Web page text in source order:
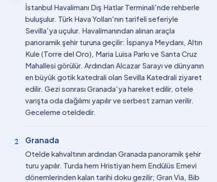
İstanbul Havalimanı Dış Hatlar Terminali'nde rehberle
buluşulur. Türk Hava Yolları'nın tarifeli seferiyle
Sevilla'ya uçulur. Havalimanından alınan araçla
panoramik şehir turuna geçilir: İspanya Meydanı, Altın
Kule (Torre del Oro), Maria Luisa Parkı ve Santa Cruz
Mahallesi görülür. Ardından Alcazar Sarayı ve dünyanın
en büyük gotik katedrali olan Sevilla Katedrali ziyaret
edilir. Gezi sonrası Granada'ya hareket edilir, otele
varışta oda dağılımı yapılır ve serbest zaman verilir.
Geceleme oteldedir.
2 Granada
Otelde kahvaltının ardından Granada panoramik şehir
turu yapılır. Turda hem Hristiyan hem Endülüs Emevi
dönemlerinden kalan tarihi doku gezilir; Gran Via, Bib